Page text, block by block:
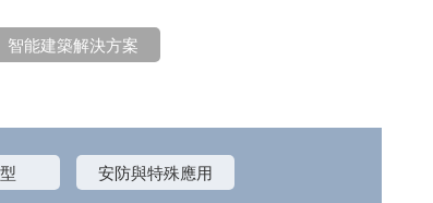
智能建築解決方案
安防與特殊應用